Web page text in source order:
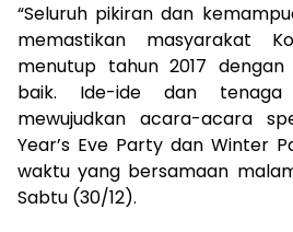
“Seluruh pikiran dan
memastikan masyarakat
menutup tahun 2017
baik. Ide-ide dan tenaga
mewujudkan acara-acara
Year’s Eve Party dan Winter
waktu yang bersamaan
Sabtu (30/12).